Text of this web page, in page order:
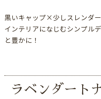
黒いキャップ×少しスレンダ
インテリアになじむシンプル
と豊かに！
ラベンダート